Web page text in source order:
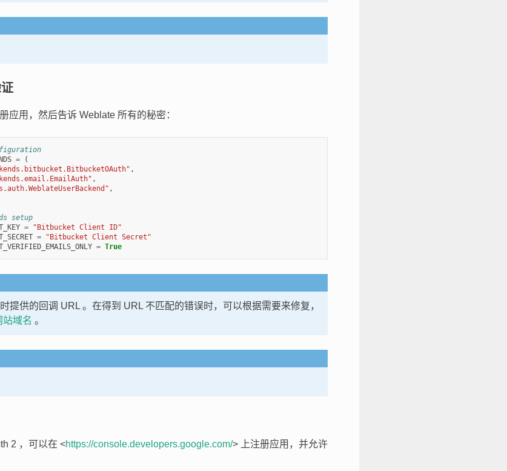
应用，然后告诉 Weblate 所有的秘密：
=
(
,
,
,
setup
=
"Bitbucket Client ID"
=
"Bitbucket Client Secret"
= True
提供的回调 URL 。在得到 URL 不匹配的错误时，可以根据需要来修复，
站域名 。
2 ，可以在 <https://console.developers.google.com/> 上注册应用，并允许